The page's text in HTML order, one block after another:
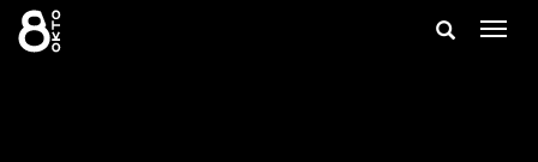
Zum
Inhalt
springen
Suche